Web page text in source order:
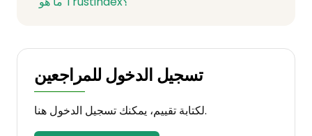
تسجيل الدخول للمراجعين
لكتابة تقييم، يمكنك تسجيل الدخول هنا.